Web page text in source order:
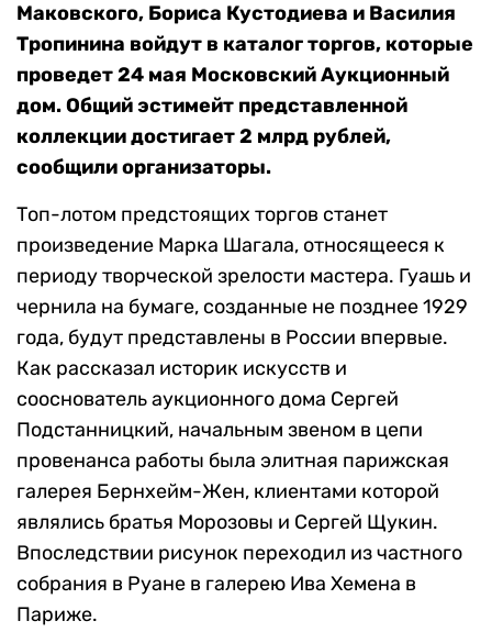
Маковского, Бориса Кустодиева и Василия
Тропинина войдут в каталог торгов, которые
проведет 24 мая Московский Аукционный
дом. Общий эстимейт представленной
коллекции достигает 2 млрд рублей,
сообщили организаторы.
Топ-лотом предстоящих торгов станет
произведение Марка Шагала, относящееся к
периоду творческой зрелости мастера. Гуашь и
чернила на бумаге, созданные не позднее 1929
года, будут представлены в России впервые.
Как рассказал историк искусств и
сооснователь аукционного дома Сергей
Подстанницкий, начальным звеном в цепи
провенанса работы была элитная парижская
галерея Бернхейм-Жен, клиентами которой
являлись братья Морозовы и Сергей Щукин.
Впоследствии рисунок переходил из частного
собрания в Руане в галерею Ива Хемена в
Париже.